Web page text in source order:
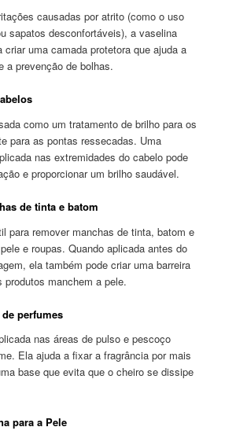
causadas por atrito (como o uso
sapatos desconfortáveis), a vaselina
criar uma camada protetora que ajuda a
a prevenção de bolhas.
como um tratamento de brilho para os
para as pontas ressecadas. Uma
nas extremidades do cabelo pode
e proporcionar um brilho saudável.
de tinta e batom
para remover manchas de tinta, batom e
e roupas. Quando aplicada antes do
ela também pode criar uma barreira
produtos manchem a pele.
perfumes
nas áreas de pulso e pescoço
Ela ajuda a fixar a fragrância por mais
base que evita que o cheiro se dissipe
para a Pele